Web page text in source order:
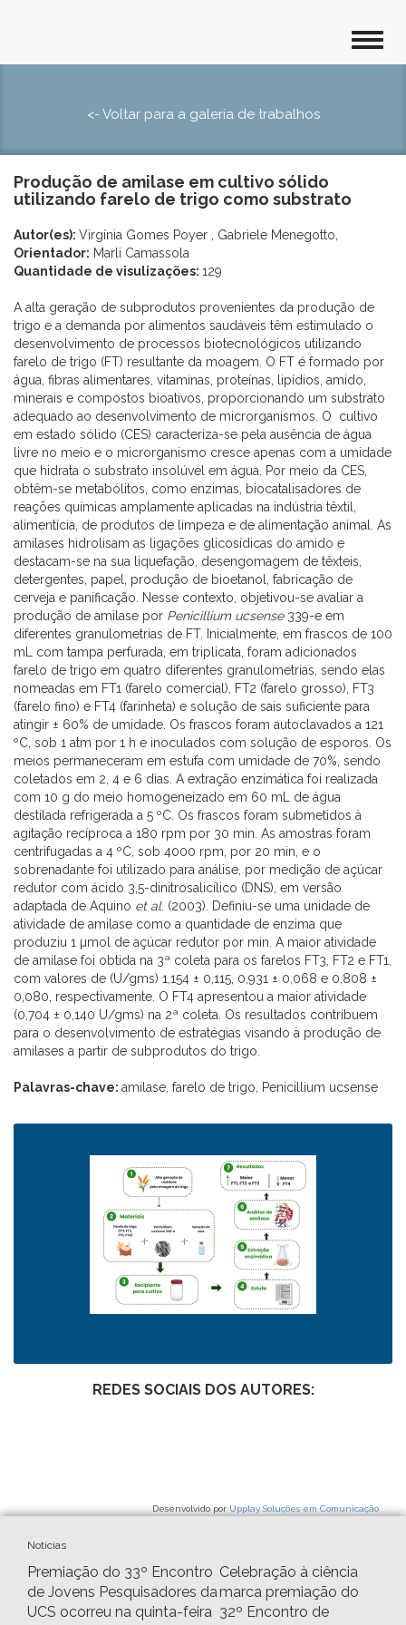
<- Voltar para a galeria de trabalhos
Produção de amilase em cultivo sólido
utilizando farelo de trigo como substrato
Autor(es): Virgínia Gomes Poyer , Gabriele Menegotto,
Orientador: Marli Camassola
Quantidade de visulizações: 129
A alta geração de subprodutos provenientes da produção de
trigo e a demanda por alimentos saudáveis têm estimulado o
desenvolvimento de processos biotecnológicos utilizando
farelo de trigo (FT) resultante da moagem. O FT é formado por
água, fibras alimentares, vitaminas, proteínas, lipídios, amido,
minerais e compostos bioativos, proporcionando um substrato
adequado ao desenvolvimento de microrganismos. O cultivo
em estado sólido (CES) caracteriza-se pela ausência de água
livre no meio e o microrganismo cresce apenas com a umidade
que hidrata o substrato insolúvel em água. Por meio da CES,
obtêm-se metabólitos, como enzimas, biocatalisadores de
reações químicas amplamente aplicadas na indústria têxtil,
alimentícia, de produtos de limpeza e de alimentação animal. As
amilases hidrolisam as ligações glicosídicas do amido e
destacam-se na sua liquefação, desengomagem de têxteis,
detergentes, papel, produção de bioetanol, fabricação de
cerveja e panificação. Nesse contexto, objetivou-se avaliar a
produção de amilase por Penicillium ucsense339-e em
diferentes granulometrias de FT. Inicialmente, em frascos de 100
mL com tampa perfurada, em triplicata, foram adicionados
farelo de trigo em quatro diferentes granulometrias, sendo elas
nomeadas em FT1 (farelo comercial), FT2 (farelo grosso), FT3
(farelo fino) e FT4 (farinheta) e solução de sais suficiente para
atingir ± 60% de umidade. Os frascos foram autoclavados a 121
ºC, sob 1 atm por 1 h e inoculados com solução de esporos. Os
meios permaneceram em estufa com umidade de 70%, sendo
coletados em 2, 4 e 6 dias. A extração enzimática foi realizada
com 10 g do meio homogeneizado em 60 mL de água
destilada refrigerada a 5 ºC. Os frascos foram submetidos à
agitação recíproca a 180 rpm por 30 min. As amostras foram
centrifugadas a 4 ºC, sob 4000 rpm, por 20 min, e o
sobrenadante foi utilizado para análise, por medição de açúcar
redutor com ácido 3,5-dinitrosalicílico (DNS), em versão
adaptada de Aquino et al. (2003). Definiu-se uma unidade de
atividade de amilase como a quantidade de enzima que
produziu 1 µmol de açúcar redutor por min. A maior atividade
de amilase foi obtida na 3ª coleta para os farelos FT3, FT2 e FT1,
com valores de (U/gms) 1,154 ± 0,115, 0,931 ± 0,068 e 0,808 ±
0,080, respectivamente. O FT4 apresentou a maior atividade
(0,704 ± 0,140 U/gms) na 2ª coleta. Os resultados contribuem
para o desenvolvimento de estratégias visando à produção de
amilases a partir de subprodutos do trigo.
Palavras-chave: amilase, farelo de trigo, Penicillium ucsense
REDES SOCIAIS DOS AUTORES:
Desenvolvido por Upplay Soluções em Comunicação
Notícias
Premiação do 33º Encontro
de Jovens Pesquisadores da
UCS ocorreu na quinta-feira
Celebração à ciência
marca premiação do
32º Encontro de